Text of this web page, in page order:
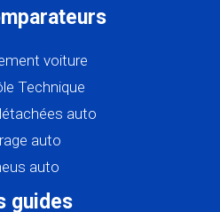
voiture
Technique
auto
auto
auto
guides